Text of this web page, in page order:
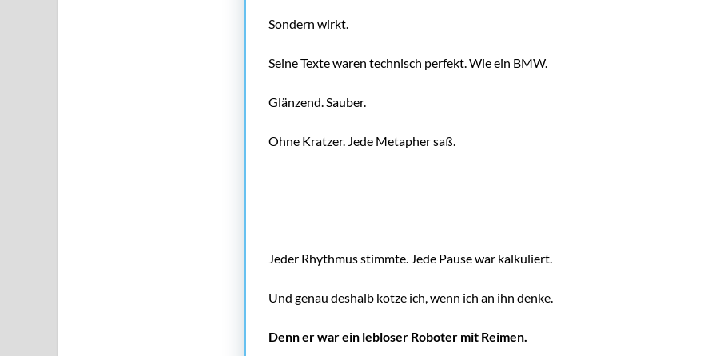
Sondern wirkt.
Seine Texte waren technisch perfekt. Wie ein BMW.
Glänzend. Sauber.
Ohne Kratzer. Jede Metapher saß.
Jeder Rhythmus stimmte. Jede Pause war kalkuliert.
Und genau deshalb kotze ich, wenn ich an ihn denke.
Denn er war ein lebloser Roboter mit Reimen.